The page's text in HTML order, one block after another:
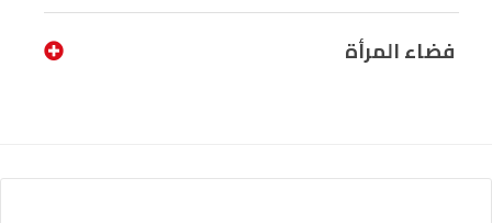
فضاء المرأة